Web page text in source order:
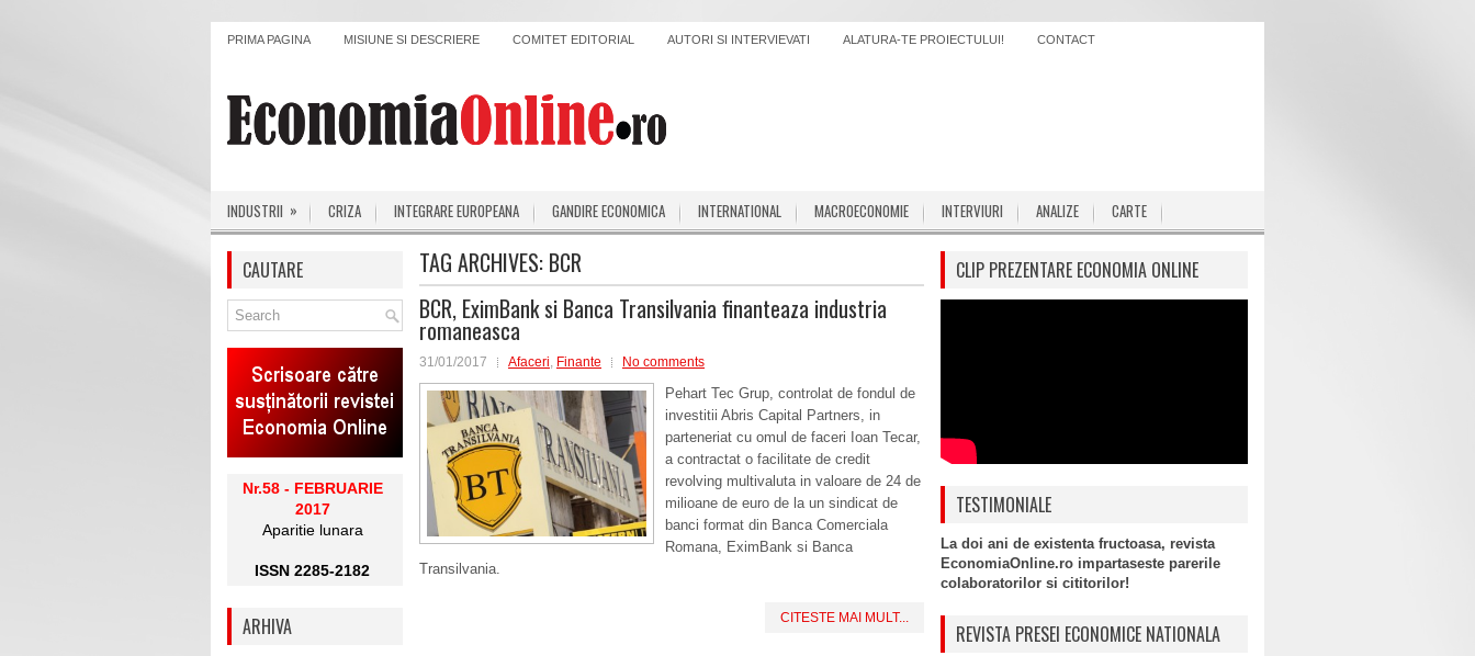
PRIMA PAGINA MISIUNE SI DESCRIERE COMITET EDITORIAL AUTORI SI INTERVIEVATI ALATURA-TE PROIECTULUI! CONTACT
INDUSTRII » CRIZA INTEGRARE EUROPEANA GANDIRE ECONOMICA INTERNATIONAL MACROECONOMIE INTERVIURI ANALIZE CARTE
TAG ARCHIVES: BCR
BCR, EximBank si Banca Transilvania finanteaza industria
romaneasca
31/01/2017 Afaceri, Finante No comments
Pehart Tec Grup, controlat de fondul de
investitii Abris Capital Partners, in
parteneriat cu omul de faceri Ioan Tecar,
a contractat o facilitate de credit
revolving multivaluta in valoare de 24 de
milioane de euro de la un sindicat de
banci format din Banca Comerciala
Romana, EximBank si Banca
Transilvania.
CITESTE MAI MULT...
CAUTARE
Nr.58 - FEBRUARIE
2017
Aparitie lunara
ISSN 2285-2182
ARHIVA
CLIP PREZENTARE ECONOMIA ONLINE
TESTIMONIALE
La doi ani de existenta fructoasa, revista
EconomiaOnline.ro impartaseste parerile
colaboratorilor si cititorilor!
REVISTA PRESEI ECONOMICE NATIONALA